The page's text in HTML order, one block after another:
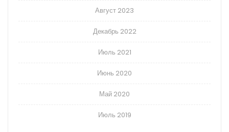
Август 2023
Декабрь 2022
Июль 2021
Июнь 2020
Май 2020
Июль 2019